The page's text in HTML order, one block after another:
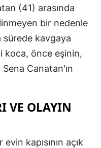
(41) arasında
bir nedenle
sürede kavgaya
koca, önce eşinin,
Sena Canatan'ın
VE OLAYIN
kapısının açık